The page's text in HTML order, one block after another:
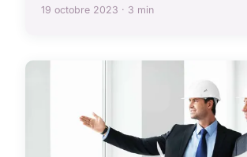
19 octobre 2023 · 3 min